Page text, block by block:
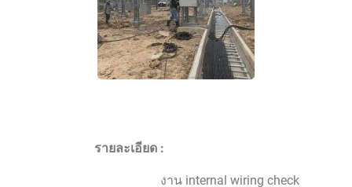
รายละเอียด :
งาน internal wiring check